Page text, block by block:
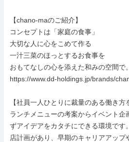
【chano-maのご紹介】
コンセプトは「家庭の食事」
大切な人に心をこめて作る
一汁三菜のほっとするお食事を
おもてなしの心を添えた和みの空間で。
https://www.dd-holdings.jp/brands/
【社員一人ひとりに裁量のある働き方
ランチメニューの考案からイベント企
ずアイデアをカタチにできる環境です
店計画があり、早期のキャリアアッ